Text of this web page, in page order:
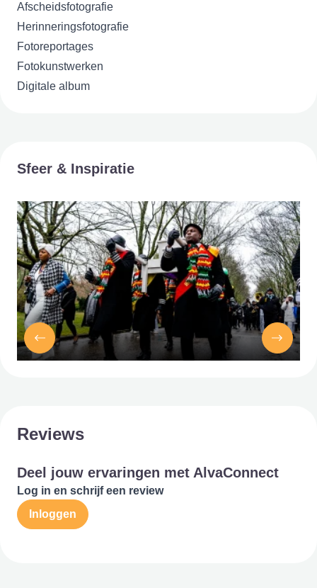
Afscheidsfotografie
Herinneringsfotografie
Fotoreportages
Fotokunstwerken
Digitale album
Sfeer & Inspiratie
Reviews
Deel jouw ervaringen met AlvaConnect
Log in en schrijf een review
Inloggen